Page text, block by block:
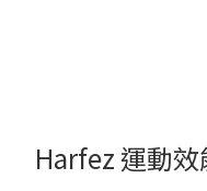
Harfez 運動